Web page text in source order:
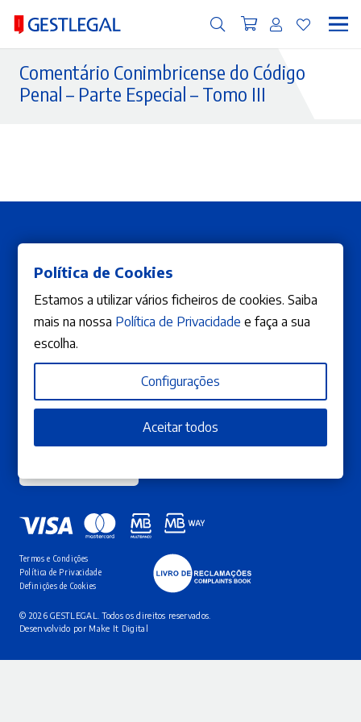
Comentário Conimbricense do Código
Penal – Parte Especial – Tomo III
A Editora
Publicar Obra
A minha conta
Os meus pedidos
Subscreva a nossa newsletter
Termos e Condições
Política de Privacidade
Definições de Cookies
© 2026 GESTLEGAL. Todos os direitos reservados.
Desenvolvido por Make It Digital
Política de Cookies
Estamos a utilizar vários ficheiros de cookies. Saiba
mais na nossa Política de Privacidade e faça a sua
escolha.
Configurações
Aceitar todos